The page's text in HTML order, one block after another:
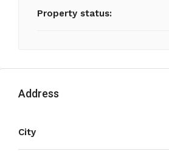
Property status:
Address
City